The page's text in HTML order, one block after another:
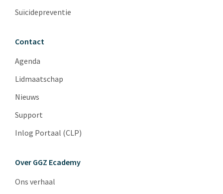
Suïcidepreventie
Contact
Agenda
Lidmaatschap
Nieuws
Support
Inlog Portaal (CLP)
Over GGZ Ecademy
Ons verhaal